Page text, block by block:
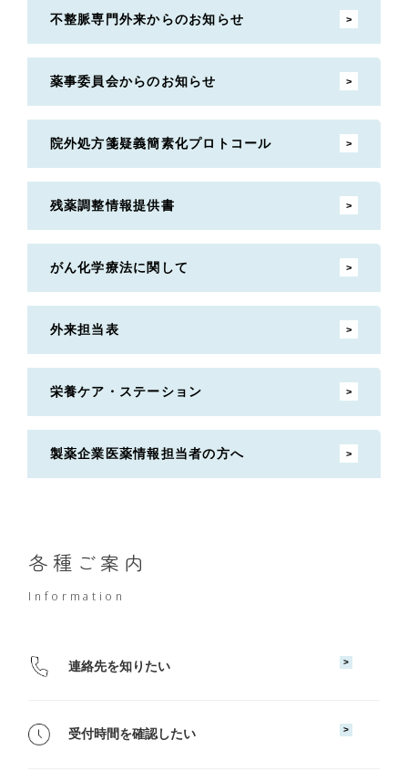
不整脈専門外来からのお知らせ
薬事委員会からのお知らせ
院外処方箋疑義簡素化プロトコール
残薬調整情報提供書
がん化学療法に関して
外来担当表
栄養ケア・ステーション
製薬企業医薬情報担当者の方へ
各種ご案内
Information
連絡先を知りたい
受付時間を確認したい